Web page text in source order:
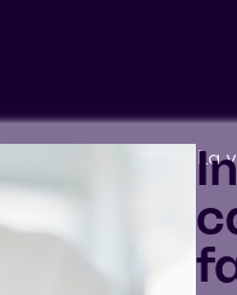
'Targeting cookies'.